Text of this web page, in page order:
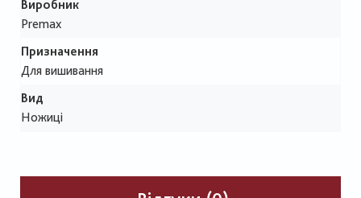
Виробник
Premax
Призначення
Для вишивання
Вид
Ножиці